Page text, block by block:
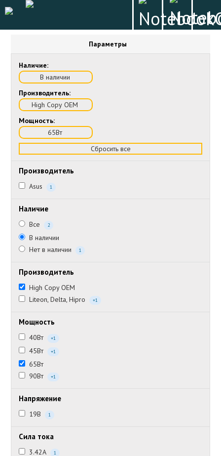
Параметры
Наличие:
В наличии
Производитель:
High Copy OEM
Мощность:
65Вт
Сбросить все
Производитель
Asus 1
Наличие
Все 2
В наличии
Нет в наличии
1
Производитель
High Copy OEM
Liteon, Delta, Hipro
+1
Мощность
40Вт +1
45Вт +1
65Вт
90Вт
+1
Напряжение
19В 1
Сила тока
3.42А 1